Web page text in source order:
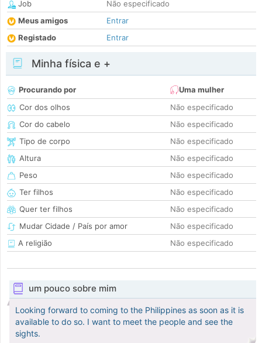
Job
Não especificado
Meus amigos
Entrar
Registado
Entrar
Minha física e +
Procurando por
Uma mulher
Cor dos olhos
Não especificado
Cor do cabelo
Não especificado
Tipo de corpo
Não especificado
Altura
Não especificado
Peso
Não especificado
Ter filhos
Não especificado
Quer ter filhos
Não especificado
Mudar Cidade / País por amor
Não especificado
A religião
Não especificado
um pouco sobre mim
Looking forward to coming to the Philippines as soon as it is
available to do so. I want to meet the people and see the
sights.